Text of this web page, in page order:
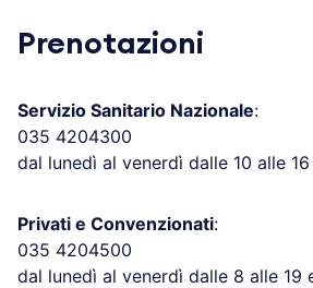
Prenotazioni
Servizio Sanitario Nazionale:
035 4204300
dal lunedì al venerdì dalle 10 alle 16
Privati e Convenzionati:
035 4204500
dal lunedì al venerdì dalle 8 alle 19